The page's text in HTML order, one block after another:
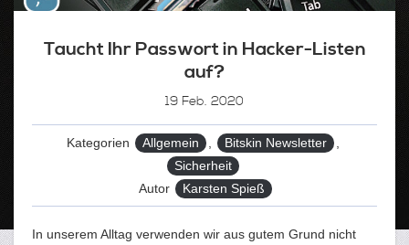
Taucht Ihr Passwort in Hacker-Listen
auf?
19 Feb. 2020
Kategorien Allgemein , Bitskin Newsletter
,
Sicherheit
Autor
Karsten Spieß
In unserem Alltag verwenden wir aus gutem Grund nicht